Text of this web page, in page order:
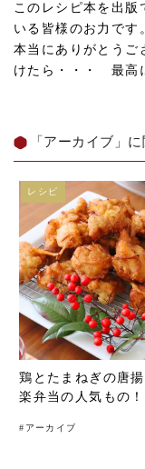
このレシピ本を出版
いる皆様のお力です
本当にありがとうご
けたら・・・ 最高
「アーカイブ」
鶏とたまねぎの唐
楽弁当の人気もの！
# アーカイブ
レシピ